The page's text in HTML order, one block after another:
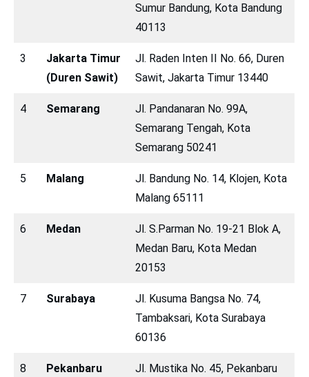
Sumur Bandung, Kota Bandung
40113
3
Jakarta Timur
(Duren Sawit)
Jl. Raden Inten II No. 66, Duren
Sawit, Jakarta Timur 13440
4 Semarang
Jl. Pandanaran No. 99A,
Semarang Tengah, Kota
Semarang 50241
5 Malang
Jl. Bandung No. 14, Klojen, Kota
Malang 65111
6 Medan
Jl. S.Parman No. 19-21 Blok A,
Medan Baru, Kota Medan
20153
7 Surabaya
Jl. Kusuma Bangsa No. 74,
Tambaksari, Kota Surabaya
60136
8 Pekanbaru
Jl. Mustika No. 45, Pekanbaru